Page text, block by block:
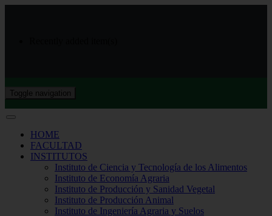
Toggle navigation
HOME
FACULTAD
INSTITUTOS
Instituto de Ciencia y Tecnología de los Alimentos
Instituto de Economía Agraria
Instituto de Producción y Sanidad Vegetal
Instituto de Producción Animal
Instituto de Ingeniería Agraria y Suelos